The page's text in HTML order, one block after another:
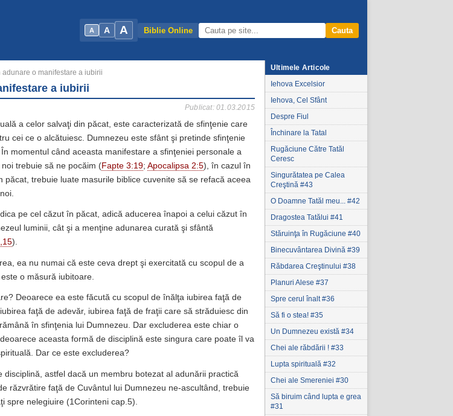
A A A Biblie Online Cauta
adunare o manifestare a iubirii
a iubirii
Publicat: 01.03.2015
a celor salvaţi din păcat, este caracterizată de sfinţenie care
cei ce o alcătuiesc. Dumnezeu este sfânt şi pretinde sfinţenie
momentul când aceasta manifestare a sfinţeniei personale a
trebuie să ne pocăim (Fapte 3:19; Apocalipsa 2:5), în cazul în
trebuie luate masurile biblice cuvenite să se refacă aceea
pe cel căzut în păcat, adică aducerea înapoi a celui căzut în
luminii, cât şi a menţine adunarea curată şi sfântă
).
ea nu numai că este ceva drept şi exercitată cu scopul de a
o măsură iubitoare.
Deoarece ea este făcută cu scopul de înălţa iubirea faţă de
faţă de adevăr, iubirea faţă de fraţii care să străduiesc din
în sfinţenia lui Dumnezeu. Dar excluderea este chiar o
aceasta formă de disciplină este singura care poate îl va
Dar ce este excluderea?
disciplină, astfel dacă un membru botezat al adunării practică
răzvrătire faţă de Cuvântul lui Dumnezeu ne-ascultând, trebuie
spre nelegiuire (1Corinteni cap.5).
Ultimele Articole
Iehova Excelsior
Iehova, Cel Sfânt
Despre Fiul
Închinare la Tatal
Rugăciune Către Tatăl
Ceresc
Singurătatea pe Calea
Creştină #43
O Doamne Tatăl meu... #42
Dragostea Tatălui #41
Stăruinţa în Rugăciune #40
Binecuvântarea Divină #39
Răbdarea Creştinului #38
Planuri Alese #37
Spre cerul înalt #36
Să fi o stea! #35
Un Dumnezeu există #34
Chei ale răbdării ! #33
Lupta spirituală #32
Chei ale Smereniei #30
Să biruim când lupta e grea
#31